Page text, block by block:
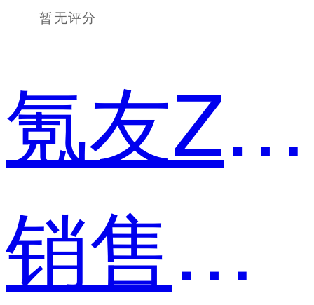
暂无评分
氪友Zdk9
销售代表